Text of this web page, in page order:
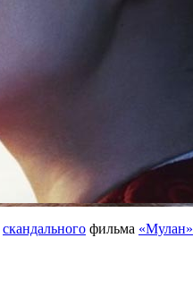
скандального фильма «Мулан»